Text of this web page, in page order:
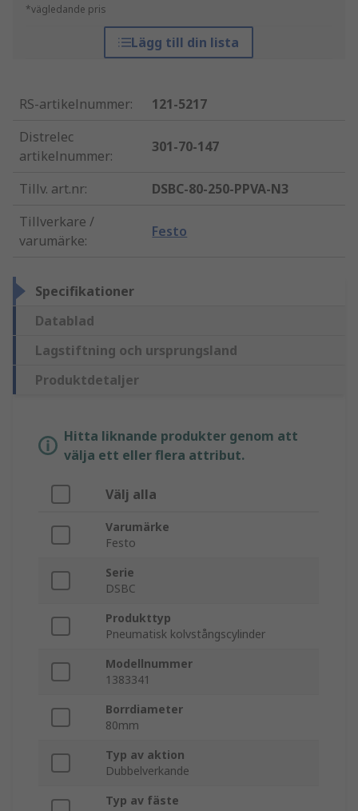
*vägledande pris
Lägg till din lista
RS-artikelnummer:
121-5217
Distrelec
artikelnummer:
301-70-147
Tillv. art.nr:
DSBC-80-250-PPVA-N3
Tillverkare /
varumärke:
Festo
Specifikationer
Datablad
Lagstiftning och ursprungsland
Produktdetaljer
Hitta liknande produkter genom att
välja ett eller flera attribut.
Välj alla
Varumärke
Festo
Serie
DSBC
Produkttyp
Pneumatisk kolvstångscylinder
Modellnummer
1383341
Borrdiameter
80mm
Typ av aktion
Dubbelverkande
Typ av fäste